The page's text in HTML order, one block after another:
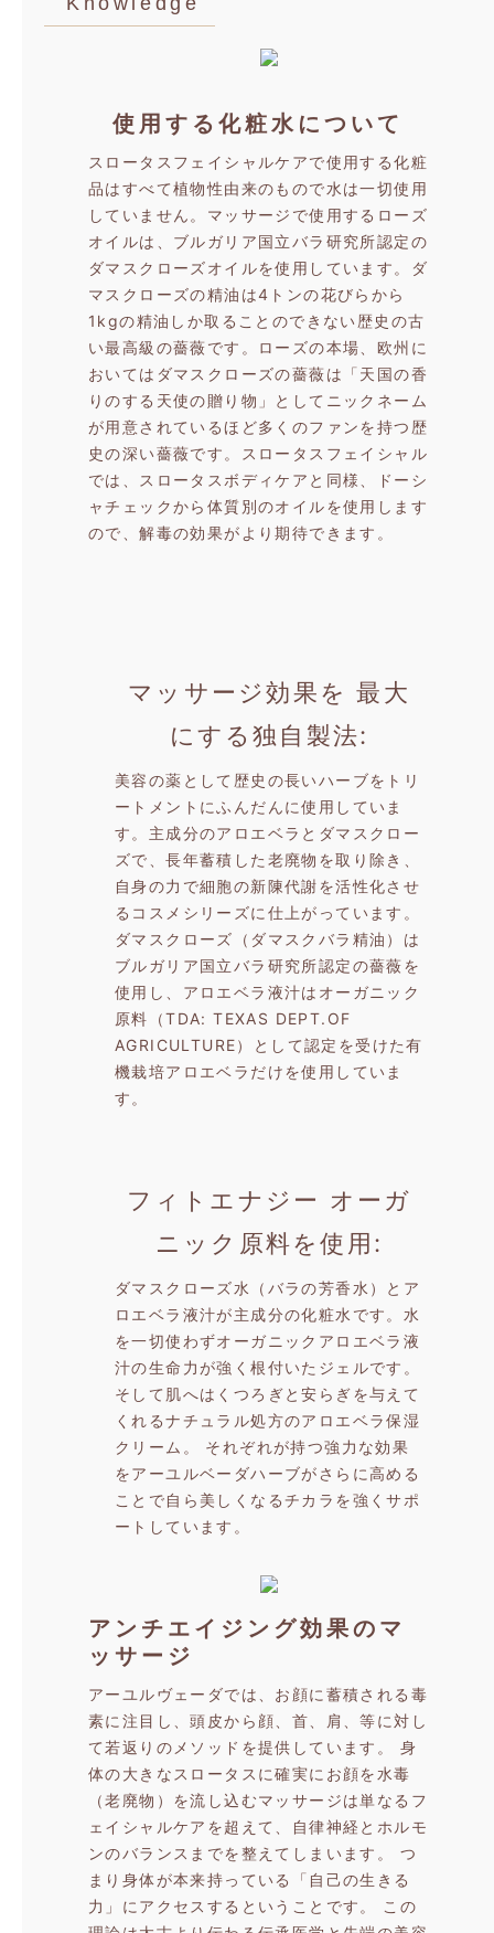
使用する化粧水について
スロータスフェイシャルケアで使用する化粧
品はすべて植物性由来のもので水は一切使用
していません。マッサージで使用するローズ
オイルは、ブルガリア国立バラ研究所認定の
ダマスクローズオイルを使用しています。ダ
マスクローズの精油は4トンの花びらから
1kgの精油しか取ることのできない歴史の古
い最高級の薔薇です。ローズの本場、欧州に
おいてはダマスクローズの薔薇は「天国の香
りのする天使の贈り物」としてニックネーム
が用意されているほど多くのファンを持つ歴
史の深い薔薇です。スロータスフェイシャル
では、スロータスボディケアと同様、ドーシ
ャチェックから体質別のオイルを使用します
ので、解毒の効果がより期待できます。
マッサージ効果を 最大
にする独自製法
美容の薬として歴史の長いハーブをトリ
ートメントにふんだんに使用していま
す。主成分のアロエベラとダマスクロー
ズで、長年蓄積した老廃物を取り除き、
自身の力で細胞の新陳代謝を活性化させ
るコスメシリーズに仕上がっています。
ダマスクローズ（ダマスクバラ精油）は
ブルガリア国立バラ研究所認定の薔薇を
使用し、アロエベラ液汁はオーガニック
原料（TDA: TEXAS DEPT.OF
AGRICULTURE）として認定を受けた有
機栽培アロエベラだけを使用していま
す。
フィトエナジー オーガ
ニック原料を使用
ダマスクローズ水（バラの芳香水）とア
ロエベラ液汁が主成分の化粧水です。水
を一切使わずオーガニックアロエベラ液
汁の生命力が強く根付いたジェルです。
そして肌へはくつろぎと安らぎを与えて
くれるナチュラル処方のアロエベラ保湿
クリーム。
それぞれが持つ強力な効果
をアーユルベーダハーブがさらに高める
ことで自ら美しくなるチカラを強くサポ
ートしています。
アンチエイジング効果のマ
ッサージ
アーユルヴェーダでは、お顔に蓄積される毒
素に注目し、頭皮から顔、首、肩、等に対し
て若返りのメソッドを提供しています。
身
体の大きなスロータスに確実にお顔を水毒
（老廃物）を流し込むマッサージは単なるフ
ェイシャルケアを超えて、自律神経とホルモ
ンのバランスまでを整えてしまいます。
つ
まり身体が本来持っている「自己の生きる
力」にアクセスするということです。
この